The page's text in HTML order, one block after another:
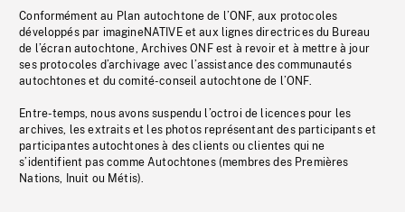
Conformément au Plan autochtone de l’ONF, aux protocoles
développés par imagineNATIVE et aux lignes directrices du Bureau
de l’écran autochtone, Archives ONF est à revoir et à mettre à jour
ses protocoles d’archivage avec l’assistance des communautés
autochtones et du comité-conseil autochtone de l’ONF.
Entre-temps, nous avons suspendu l’octroi de licences pour les
archives, les extraits et les photos représentant des participants et
participantes autochtones à des clients ou clientes qui ne
s’identifient pas comme Autochtones (membres des Premières
Nations, Inuit ou Métis).